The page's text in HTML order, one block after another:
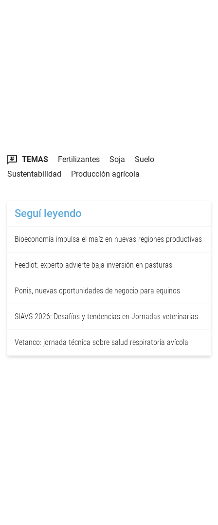
TEMAS Fertilizantes Soja
Suelo
Sustentabilidad
Producción agrícola
Seguí leyendo
Bioeconomía impulsa el maíz en nuevas regiones productivas
Feedlot: experto advierte baja inversión en pasturas
Ponis, nuevas oportunidades de negocio para equinos
SIAVS 2026: Desafíos y tendencias en Jornadas veterinarias
Vetanco: jornada técnica sobre salud respiratoria avícola